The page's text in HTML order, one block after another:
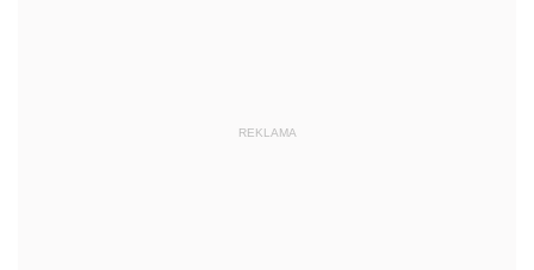
REKLAMA